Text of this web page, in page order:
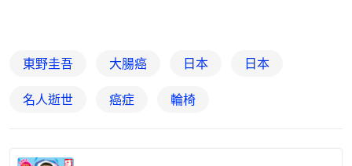
東野圭吾 大腸癌 日本 日本
名人逝世 癌症 輪椅